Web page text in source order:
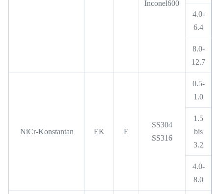
Inconel600
4.0-
6.4
8.0-
12.7
NiCr-Konstantan EK E
SS304
SS316
0.5-
1.0
1.5
bis
3.2
4.0-
8.0